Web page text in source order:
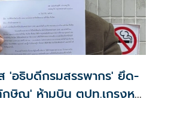
'อธิบดีกรมสรรพากร' ยึด-
ษิณ' ห้ามบิน ตปท.เกรงหนี้